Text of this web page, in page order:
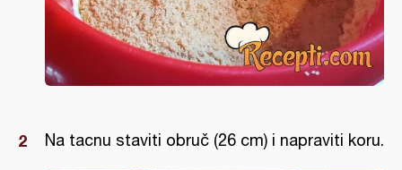
Na tacnu staviti obruč (26 cm) i napraviti koru.